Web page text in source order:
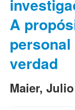
A
verdad
Maier,